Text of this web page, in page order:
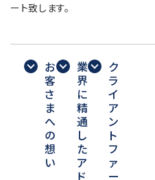
ート致します。
お
客
さ
ま
へ
の
想
い
業
界
に
精
通
し
た
ア
ド
ク
ラ
イ
ア
ン
ト
フ
ァ
ー